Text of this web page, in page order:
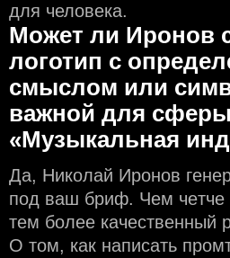
для человека.
Может ли Иронов
логотип с
смыслом или
важной для сферы
«Музыкальная
Да, Николай Иронов
под ваш бриф. Чем чeтче
тем более качественный
О том, как написать